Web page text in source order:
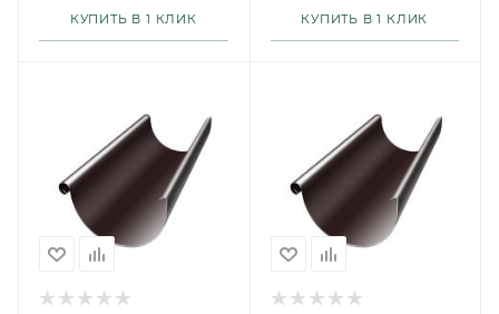
КУПИТЬ В 1 КЛИК КУПИТЬ В 1 КЛИК